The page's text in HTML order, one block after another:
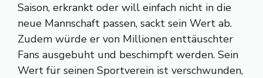
Saison, erkrankt oder will einfach nicht in die
neue Mannschaft passen, sackt sein Wert ab.
Zudem würde er von Millionen enttäuschter
Fans ausgebuht und beschimpft werden. Sein
Wert für seinen Sportverein ist verschwunden,